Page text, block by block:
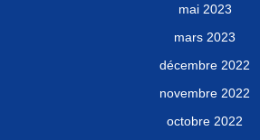
mai 2023
mars 2023
décembre 2022
novembre 2022
octobre 2022